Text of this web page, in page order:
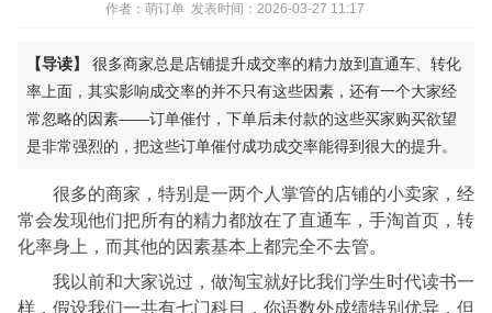
作者：萌订单 发表时间：2026-03-27 11:17
【导读】
很多商家总是店铺提升成交率的精力放到直通车、转化
率上面，其实影响成交率的并不只有这些因素，还有一个大家经
常忽略的因素——订单催付，下单后未付款的这些买家购买欲望
是非常强烈的，把这些订单催付成功成交率能得到很大的提升。
很多的商家，特别是一两个人掌管的店铺的小卖家，经
常会发现他们把所有的精力都放在了直通车，手淘首页，转
化率身上，而其他的因素基本上都完全不去管。
我以前和大家说过，做淘宝就好比我们学生时代读书一
样，假设我们一共有七门科目，你语数外成绩特别优异，但